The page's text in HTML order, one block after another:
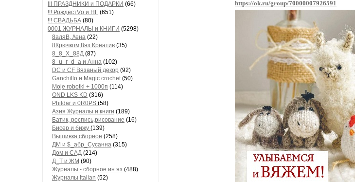
!!! ПРАЗДНИКИ и ПОДАРКИ (66)
!!! РождестVо и НГ (651)
!!! СВАДЬБА (80)
0001 ЖУРНАЛЫ и КНИГИ (5298)
8аляB, /\ена (22)
8Крючком,8яз.Креатив (35)
8_8_Х_88Д (87)
8_u_г_d_a и Анна (102)
DC и CF Вязаный декор (92)
Ganchillo и Magic crochet(50)
Moje robotki + 1000п (114)
OND LKS KD (316)
Phildar и 0R0PS (58)
Азия Журналы и книги (189)
Батик, роспись,рисование (16)
Бисер и бижу (139)
Вышивка сборное (258)
ДМ и $_абр_Сусанна (315)
Дом и САД (214)
Д_Т и ЖМ (90)
Журналы - сборное ин яз (488)
Журналы Italian (52)
https://ok.ru/group/70000007926591